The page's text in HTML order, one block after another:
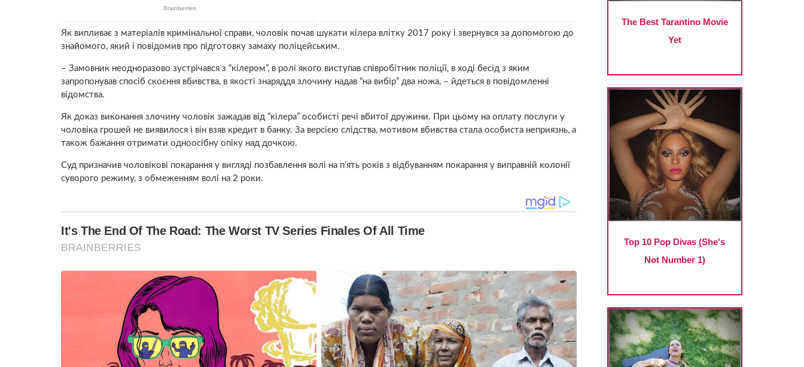
Як випливає з матеріалів кримінальної справи, чоловік почав шукати кілера влітку 2017 року і звернувся за допомогою до
знайомого, який і повідомив про підготовку замаху поліцейським.
– Замовник неодноразово зустрічався з “кілером”, в ролі якого виступав співробітник поліції, в ході бесід з яким
запропонував спосіб скоєння вбивства, в якості знаряддя злочину надав “на вибір” два ножа, – йдеться в повідомленні
відомства.
Як доказ виконання злочину чоловік зажадав від “кілера” особисті речі вбитої дружини. При цьому на оплату послуги у
чоловіка грошей не виявилося і він взяв кредит в банку. За версією слідства, мотивом вбивства стала особиста неприязнь, а
також бажання отримати одноосібну опіку над дочкою.
Суд призначив чоловікові покарання у вигляді позбавлення волі на п’ять років з відбуванням покарання у виправній колонії
суворого режиму, з обмеженням волі на 2 роки.